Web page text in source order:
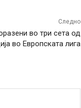
Следно
во три сета од
во Европската лига